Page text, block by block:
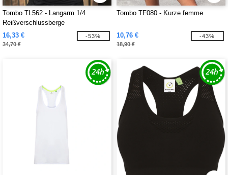
Tombo TL562 - Langarm 1/4
Reißverschlussberge
16,33 €
34,70 €
-53%
Tombo TF080 - Kurze femme
10,76 €
18,90 €
-43%